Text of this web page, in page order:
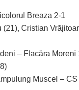
Breaza 2-1
Cristian
– Flacăra Moreni
Muscel –